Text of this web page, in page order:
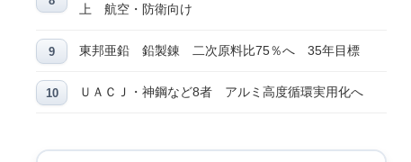
上 航空・防衛向け
東邦亜鉛 鉛製錬 二次原料比75％へ 35年目標
ＵＡＣＪ・神鋼など8者 アルミ高度循環実用化へ